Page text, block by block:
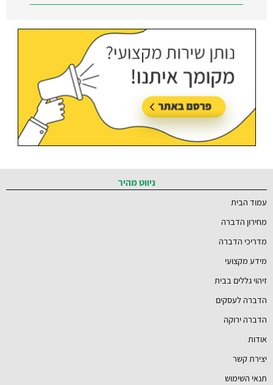
ברמת השרון והסביבה
עודכן בתאריך:21/07/2026, בשעה 12:58
ניווט מהיר
עמוד הבית
מחירון הדברה
מדריכי הדברה
מידע מקצועי
זיהוי גללים בבית
הדברה לעסקים
הדברה ירוקה
אודות
יצירת קשר
תנאי השימוש